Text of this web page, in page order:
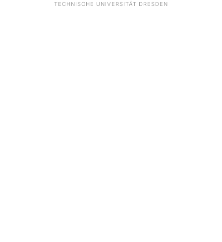
TECHNISCHE UNIVERSITÄT DRESDEN